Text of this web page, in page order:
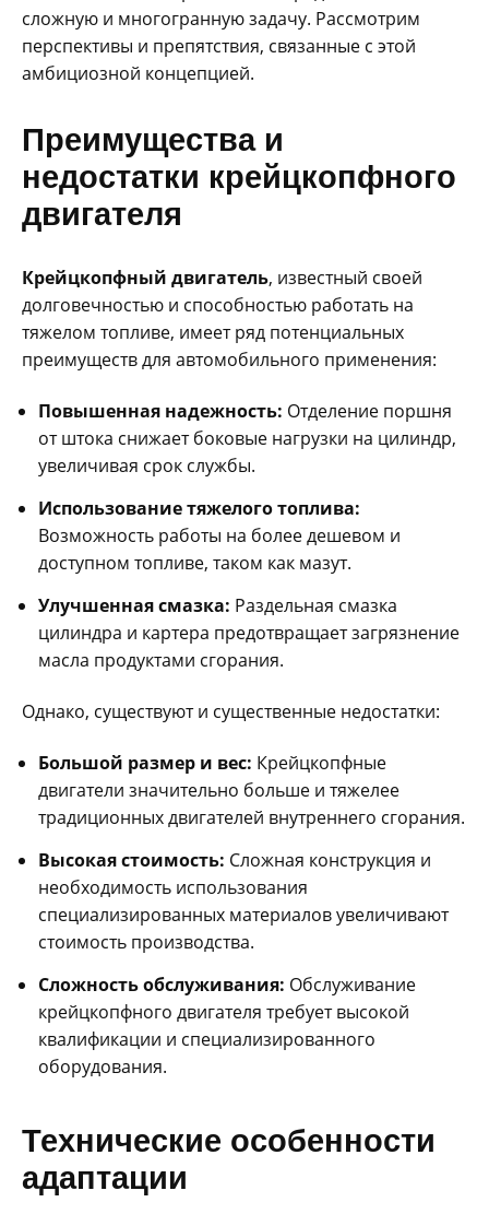
сложную и многогранную задачу. Рассмотрим
перспективы и препятствия, связанные с этой
амбициозной концепцией.
Преимущества и
недостатки крейцкопфного
двигателя
Крейцкопфный двигатель, известный своей
долговечностью и способностью работать на
тяжелом топливе, имеет ряд потенциальных
преимуществ для автомобильного применения:
Повышенная надежность: Отделение поршня
от штока снижает боковые нагрузки на цилиндр,
увеличивая срок службы.
Использование тяжелого топлива:
Возможность работы на более дешевом и
доступном топливе, таком как мазут.
Улучшенная смазка: Раздельная смазка
цилиндра и картера предотвращает загрязнение
масла продуктами сгорания.
Однако, существуют и существенные недостатки:
Большой размер и вес: Крейцкопфные
двигатели значительно больше и тяжелее
традиционных двигателей внутреннего сгорания.
Высокая стоимость: Сложная конструкция и
необходимость использования
специализированных материалов увеличивают
стоимость производства.
Сложность обслуживания: Обслуживание
крейцкопфного двигателя требует высокой
квалификации и специализированного
оборудования.
Технические особенности
адаптации